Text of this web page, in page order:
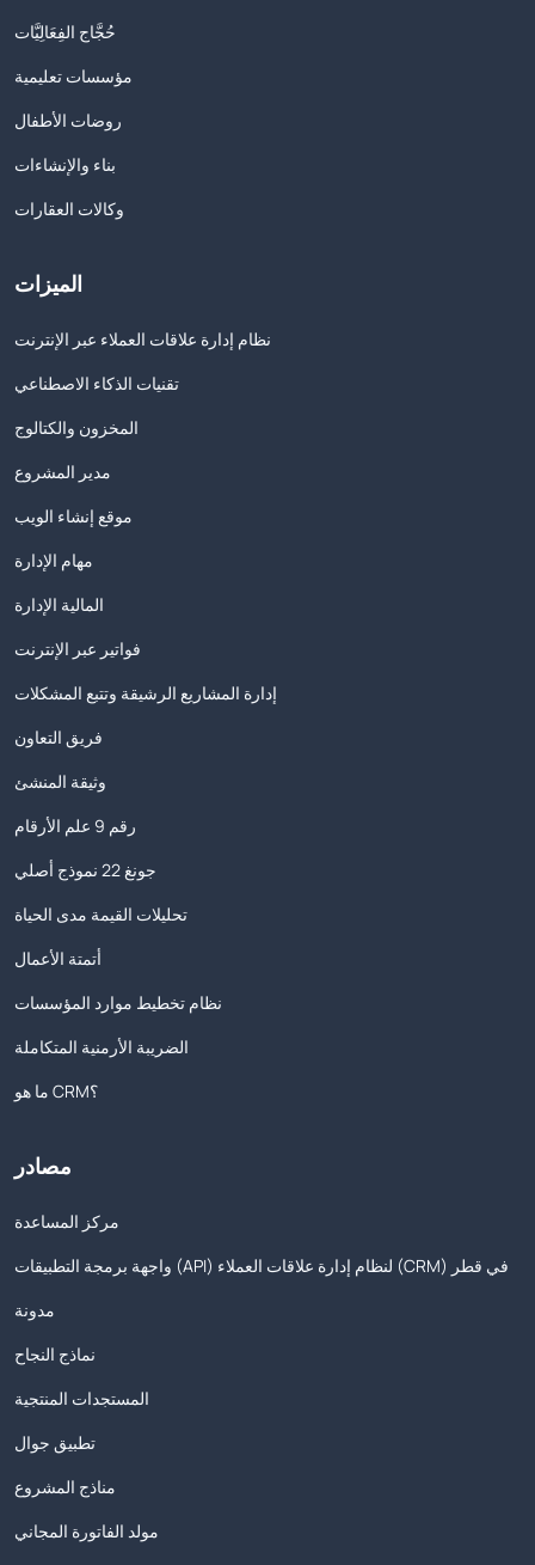
حُجَّاج الفِعَالِيَّات
مؤسسات تعليمية
روضات الأطفال
بناء والإنشاءات
وكالات العقارات
الميزات
نظام إدارة علاقات العملاء عبر الإنترنت
تقنيات الذكاء الاصطناعي
المخزون والكتالوج
مدير المشروع
موقع إنشاء الويب
مهام الإدارة
المالية الإدارة
فواتير عبر الإنترنت
إدارة المشاريع الرشيقة وتتبع المشكلات
فريق التعاون
وثيقة المنشئ
رقم 9 علم الأرقام
جونغ 22 نموذج أصلي
تحليلات القيمة مدى الحياة
أتمتة الأعمال
نظام تخطيط موارد المؤسسات
الضريبة الأرمنية المتكاملة
ما هو CRM؟
مصادر
مركز المساعدة
واجهة برمجة التطبيقات (API) لنظام إدارة علاقات العملاء (CRM) في قطر
مدونة
نماذج النجاح
المستجدات المنتجية
تطبيق جوال
مناذج المشروع
مولد الفاتورة المجاني